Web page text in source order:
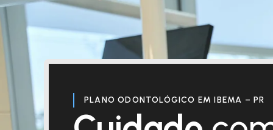
PLANO ODONTOLÓGICO EM IBEMA – PR